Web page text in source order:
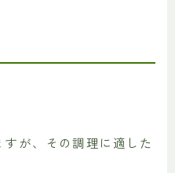
が、その調理に適した